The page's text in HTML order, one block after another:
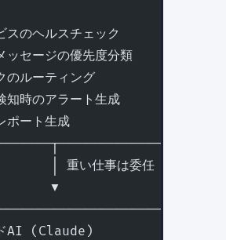
スのヘルスチェック           │
ッセージの優先度分類         │
クのルーティング              │
知時のアラート生成           │
レポート生成                  │
│ 重い仕事は委任
▼
ドAI (Claude)